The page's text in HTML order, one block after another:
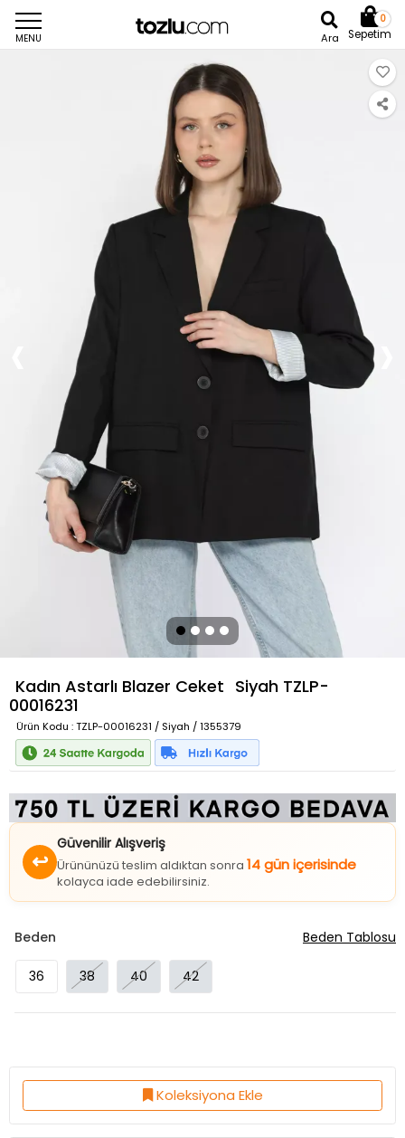
MENU Ara
0
Sepetim
Kadın Astarlı Blazer Ceket Siyah TZLP-
00016231
Ürün Kodu : TZLP-00016231 / Siyah / 1355379
↩
Güvenilir Alışveriş
Ürününüzü teslim aldıktan sonra 14 gün içerisinde
kolayca iade edebilirsiniz.
Beden
36 38 40 42
Beden Tablosu
Koleksiyona Ekle